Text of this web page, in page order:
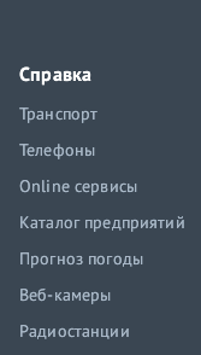
Справка
Транспорт
Телефоны
Online сервисы
Каталог предприятий
Прогноз погоды
Веб-камеры
Радиостанции